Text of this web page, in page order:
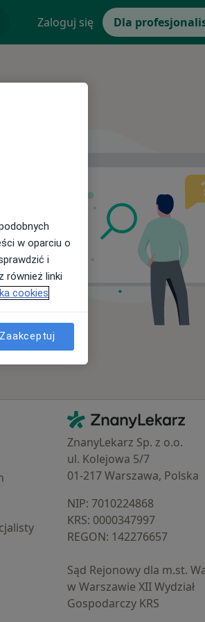
Zaloguj się Dla
Kontakt
ZnanyLekarz - Strona główna
ZnanyLekarz Sp. z o.o.
ul. Kolejowa 5/7
01-217 Warszawa, Polska
NIP: ⁠7010224868
KRS: ⁠0000347997
REGON: ⁠142276657
Sąd Rejonowy dla m.st.
w Warszawie XII Wydział
Gospodarczy KRS
w oparciu o
i
również linki
cookies
Zaakceptuj